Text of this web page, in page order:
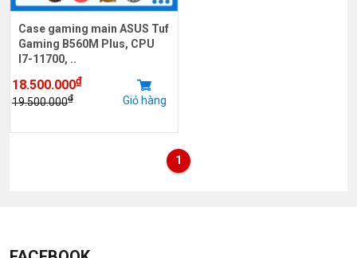
Case gaming main ASUS Tuf
Gaming B560M Plus, CPU
I7-11700, ..
18.500.000₫
19.500.000₫ Giỏ hàng
1